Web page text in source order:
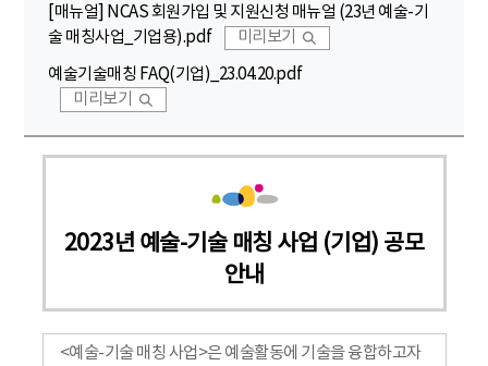
[매뉴얼] NCAS 회원가입 및 지원신청 매뉴얼 (23년 예술-기
술 매칭사업_기업용).pdf
미리보기
예술기술매칭 FAQ(기업)_23.04.20.pdf
미리보기
2023년 예술-기술 매칭 사업 (기업) 공모
안내
<예술-기술 매칭 사업>은 예술활동에 기술을 융합하고자